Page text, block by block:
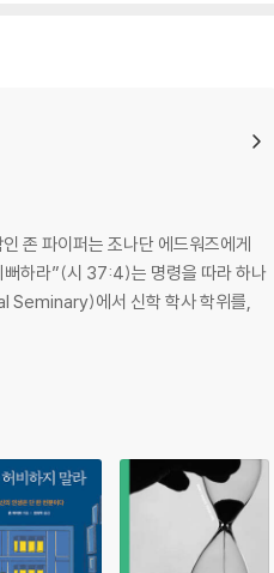
긴밀하게 연관된다 / 이것은 코로나
으로 바꿔주신다 / 참새 한 마리는 물론,
문에 대한 대답
존 파이퍼는 조나단 에드워즈에게
뻐하라”(시 37:4)는 명령을 따라 하나